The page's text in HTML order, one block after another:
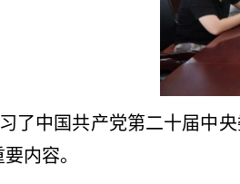
了中国共产党第二十届中
内容。